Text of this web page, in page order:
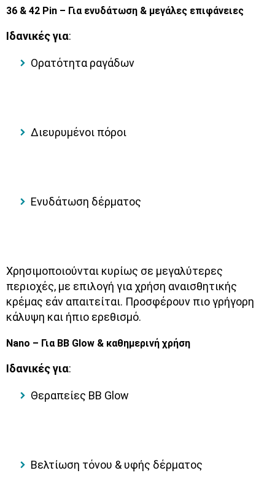
36 & 42 Pin – Για ενυδάτωση & μεγάλες επιφάνειες
Ιδανικές για:
Ορατότητα ραγάδων
Διευρυμένοι πόροι
Ενυδάτωση δέρματος
Χρησιμοποιούνται κυρίως σε μεγαλύτερες
περιοχές, με επιλογή για χρήση αναισθητικής
κρέμας εάν απαιτείται. Προσφέρουν πιο γρήγορη
κάλυψη και ήπιο ερεθισμό.
Nano – Για BB Glow & καθημερινή χρήση
Ιδανικές για:
Θεραπείες BB Glow
Βελτίωση τόνου & υφής δέρματος